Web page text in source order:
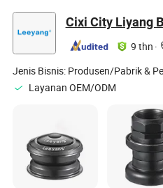
Cixi City Liyang
9 thn ·
Jenis Bisnis: Produsen/Pabrik &
Layanan OEM/ODM